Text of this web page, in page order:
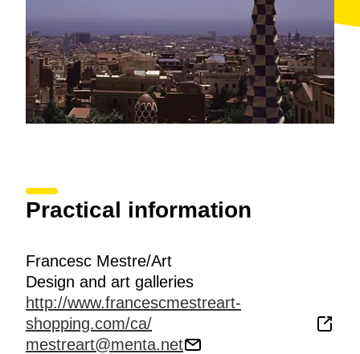
Practical information
Francesc Mestre/Art
Design and art galleries
http://www.francescmestreart-
shopping.com/ca/
mestreart@menta.net